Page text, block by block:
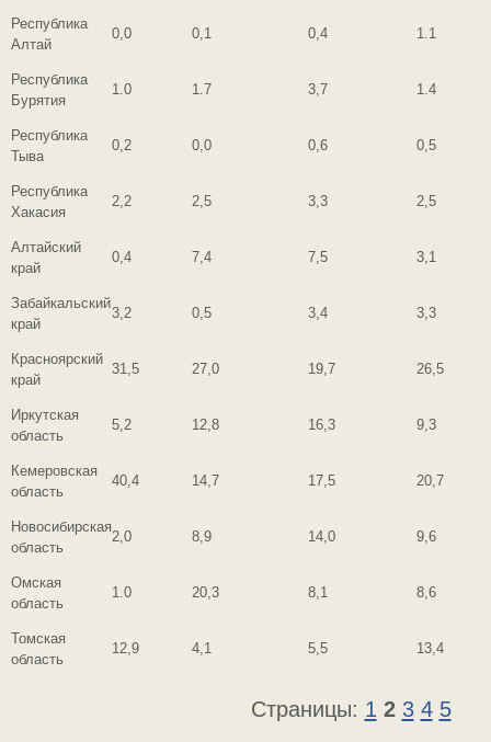
Республика
Алтай
0,0 0,1 0,4 1.1
Республика
Бурятия
1.0 1.7 3,7 1.4
Республика
Тыва
0,2 0,0 0,6 0,5
Республика
Хакасия
2,2 2,5 3,3 2,5
Алтайский
край
0,4 7,4 7,5 3,1
Забайкальский
край
3,2 0,5 3,4 3,3
Красноярский
край
31,5 27,0 19,7 26,5
Иркутская
область
5,2 12,8 16,3 9,3
Кемеровская
область
40,4 14,7 17,5 20,7
Новосибирская
область
2,0 8,9 14,0 9,6
Омская
область
1.0 20,3 8,1 8,6
Томская
область
12,9 4,1 5,5 13,4
Страницы: 1 2 3 4 5